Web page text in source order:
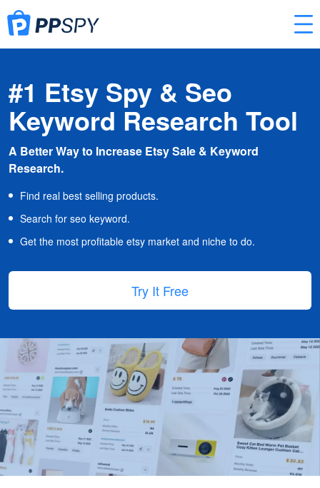
#1 Etsy Spy & Seo
Keyword Research Tool
A Better Way to Increase Etsy Sale & Keyword
Research.
Find real best selling products.
Search for seo keyword.
Get the most profitable etsy market and niche to do.
Try It Free